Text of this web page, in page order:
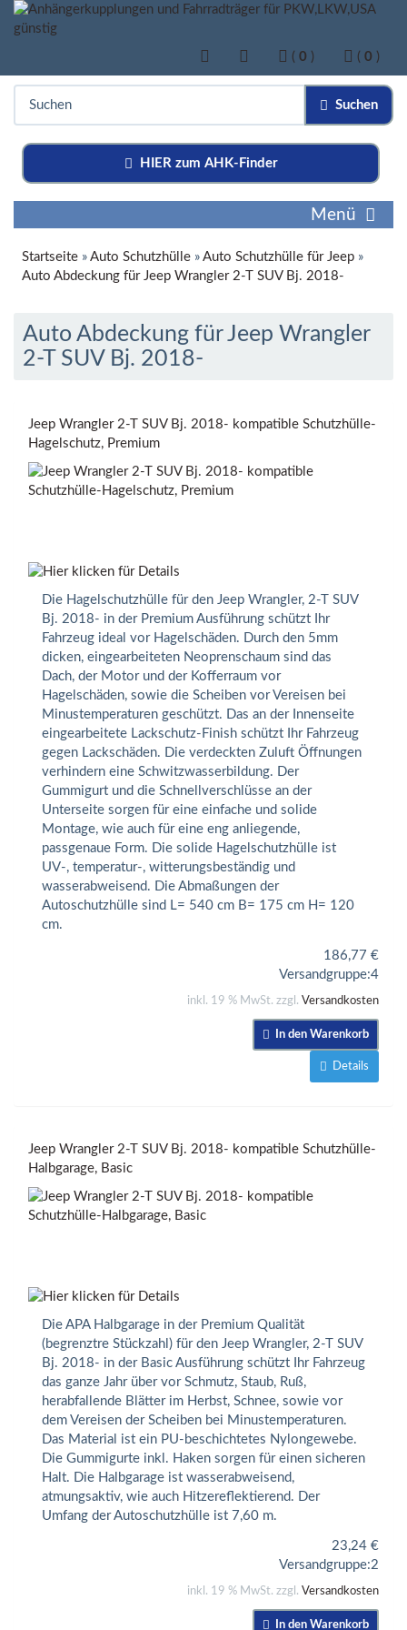
( 0 ) ( 0 )
Suchen
HIER zum AHK-Finder
Menü
Startseite » Auto Schutzhülle » Auto Schutzhülle für Jeep »
Auto Abdeckung für Jeep Wrangler 2-T SUV Bj. 2018-
Auto Abdeckung für Jeep Wrangler
2-T SUV Bj. 2018-
Jeep Wrangler 2-T SUV Bj. 2018- kompatible Schutzhülle-
Hagelschutz, Premium
Die Hagelschutzhülle für den Jeep Wrangler, 2-T SUV
Bj. 2018- in der Premium Ausführung schützt Ihr
Fahrzeug ideal vor Hagelschäden. Durch den 5mm
dicken, eingearbeiteten Neoprenschaum sind das
Dach, der Motor und der Kofferraum vor
Hagelschäden, sowie die Scheiben vor Vereisen bei
Minustemperaturen geschützt. Das an der Innenseite
eingearbeitete Lackschutz-Finish schützt Ihr Fahrzeug
gegen Lackschäden. Die verdeckten Zuluft Öffnungen
verhindern eine Schwitzwasserbildung. Der
Gummigurt und die Schnellverschlüsse an der
Unterseite sorgen für eine einfache und solide
Montage, wie auch für eine eng anliegende,
passgenaue Form. Die solide Hagelschutzhülle ist
UV-, temperatur-, witterungsbeständig und
wasserabweisend. Die Abmaßungen der
Autoschutzhülle sind L= 540 cm B= 175 cm H= 120
cm.
186,77 €
Versandgruppe:4
inkl. 19 % MwSt. zzgl. Versandkosten
In den Warenkorb
Details
Jeep Wrangler 2-T SUV Bj. 2018- kompatible Schutzhülle-
Halbgarage, Basic
Die APA Halbgarage in der Premium Qualität
(begrenztre Stückzahl) für den Jeep Wrangler, 2-T SUV
Bj. 2018- in der Basic Ausführung schützt Ihr Fahrzeug
das ganze Jahr über vor Schmutz, Staub, Ruß,
herabfallende Blätter im Herbst, Schnee, sowie vor
dem Vereisen der Scheiben bei Minustemperaturen.
Das Material ist ein PU-beschichtetes Nylongewebe.
Die Gummigurte inkl. Haken sorgen für einen sicheren
Halt. Die Halbgarage ist wasserabweisend,
atmungsaktiv, wie auch Hitzereflektierend. Der
Umfang der Autoschutzhülle ist 7,60 m.
23,24 €
Versandgruppe:2
inkl. 19 % MwSt. zzgl. Versandkosten
In den Warenkorb